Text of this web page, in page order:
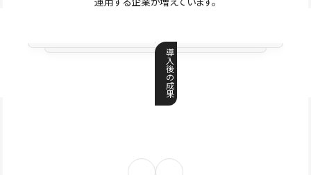
導
入
後
の
成
果